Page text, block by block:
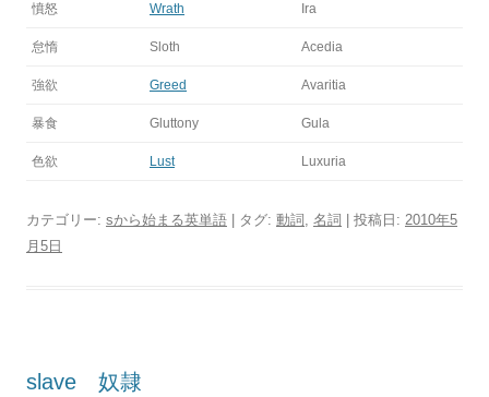
憤怒 Wrath Ira
怠惰 Sloth Acedia
強欲 Greed Avaritia
暴食 Gluttony Gula
色欲 Lust Luxuria
カテゴリー: sから始まる英単語 | タグ: 動詞 , 名詞 | 投稿日: 2010年5
月5日
slave 奴隷